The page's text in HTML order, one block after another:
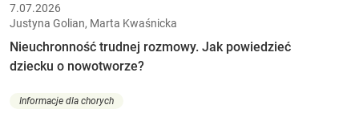
7.07.2026
Justyna Golian, Marta Kwaśnicka
Nieuchronność trudnej rozmowy. Jak powiedzieć
dziecku o nowotworze?
Informacje dla chorych